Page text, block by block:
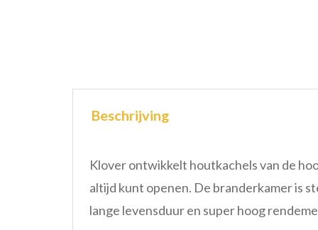
Beschrijving
Klover ontwikkelt houtkachels van de
altijd kunt openen. De branderkamer is
lange levensduur en super hoog